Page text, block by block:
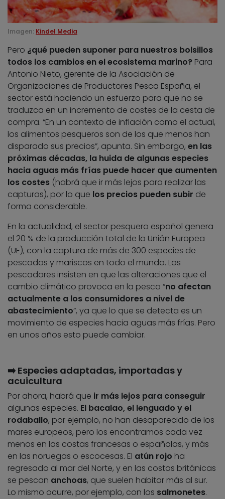
Imagen: Kindel Media
Pero ¿qué pueden suponer para nuestros bolsillos
todos los cambios en el ecosistema marino? Para
Antonio Nieto, gerente de la Asociación de
Organizaciones de Productores Pesca España, el
sector está haciendo un esfuerzo para que no se
traduzca en un incremento de costes de la cesta de
compra. “En un contexto de inflación como el actual,
los alimentos pesqueros son de los que menos han
disparado sus precios”, apunta. Sin embargo, en las
próximas décadas, la huida de algunas especies
hacia aguas más frías puede hacer que aumenten
los costes (habrá que ir más lejos para realizar las
capturas), por lo que los precios pueden subir de
forma considerable.
En la actualidad, el sector pesquero español genera
el 20 % de la producción total de la Unión Europea
(UE), con la captura de más de 300 especies de
pescados y mariscos en todo el mundo. Los
pescadores insisten en que las alteraciones que el
cambio climático provoca en la pesca “no afectan
actualmente a los consumidores a nivel de
abastecimiento”, ya que lo que se detecta es un
movimiento de especies hacia aguas más frías. Pero
en unos años esto puede cambiar.
➡️ Especies adaptadas, importadas y
acuicultura
Por ahora, habrá que ir más lejos para conseguir
algunas especies. El bacalao, el lenguado y el
rodaballo, por ejemplo, no han desaparecido de los
mares europeos, pero los encontramos cada vez
menos en las costas francesas o españolas, y más
en las noruegas o escocesas. El atún rojo ha
regresado al mar del Norte, y en las costas británicas
se pescan anchoas, que suelen habitar más al sur.
Lo mismo ocurre, por ejemplo, con los salmonetes.